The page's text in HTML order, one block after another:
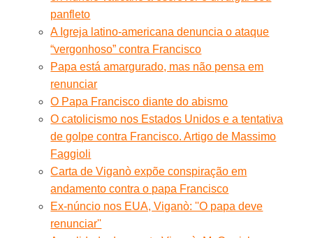
panfleto
A Igreja latino-americana denuncia o ataque
“vergonhoso” contra Francisco
Papa está amargurado, mas não pensa em
renunciar
O Papa Francisco diante do abismo
O catolicismo nos Estados Unidos e a tentativa
de golpe contra Francisco. Artigo de Massimo
Faggioli
Carta de Viganò expõe conspiração em
andamento contra o papa Francisco
Ex-núncio nos EUA, Viganò: ''O papa deve
renunciar''